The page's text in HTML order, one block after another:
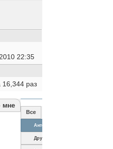
22:35
16,344 раз
мне
Все
Антон
Друзья